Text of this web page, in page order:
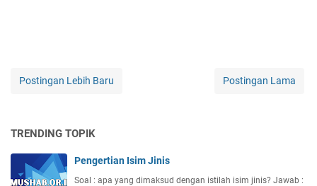
Postingan Lebih Baru Postingan Lama
TRENDING TOPIK
Pengertian Isim Jinis
Soal : apa yang dimaksud dengan istilah isim jinis? Jawab :